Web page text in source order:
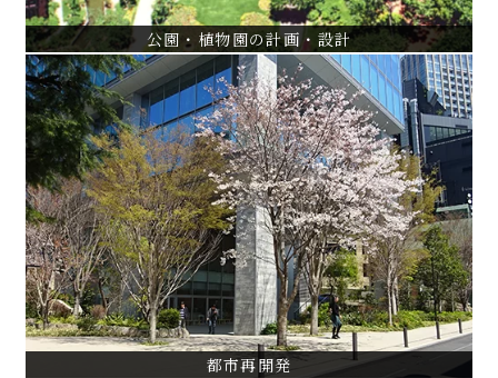
公園・植物園の計画・設計
都市再開発
都市再開発
Tri Seven Roppongiプロジェクト
汐留シティセンター植栽設計・監理
愛宕二丁目(愛宕ヒルズ）外構設計・監理
VIEW ALL